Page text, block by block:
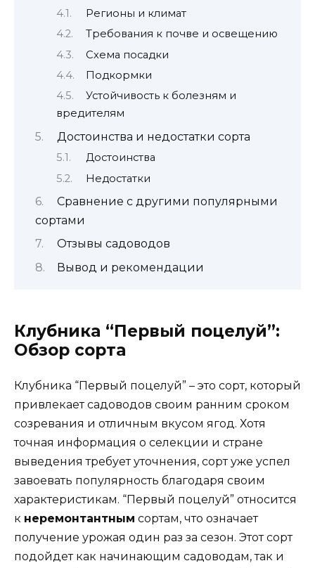
Регионы и климат
Требования к почве и освещению
Схема посадки
Подкормки
Устойчивость к болезням и
вредителям
Достоинства и недостатки сорта
Достоинства
Недостатки
Сравнение с другими популярными
сортами
Отзывы садоводов
Вывод и рекомендации
Клубника “Первый поцелуй”:
Обзор сорта
Клубника “Первый поцелуй” – это сорт, который
привлекает садоводов своим ранним сроком
созревания и отличным вкусом ягод. Хотя
точная информация о селекции и стране
выведения требует уточнения, сорт уже успел
завоевать популярность благодаря своим
характеристикам. “Первый поцелуй” относится
к неремонтантным сортам, что означает
получение урожая один раз за сезон. Этот сорт
подойдет как начинающим садоводам, так и